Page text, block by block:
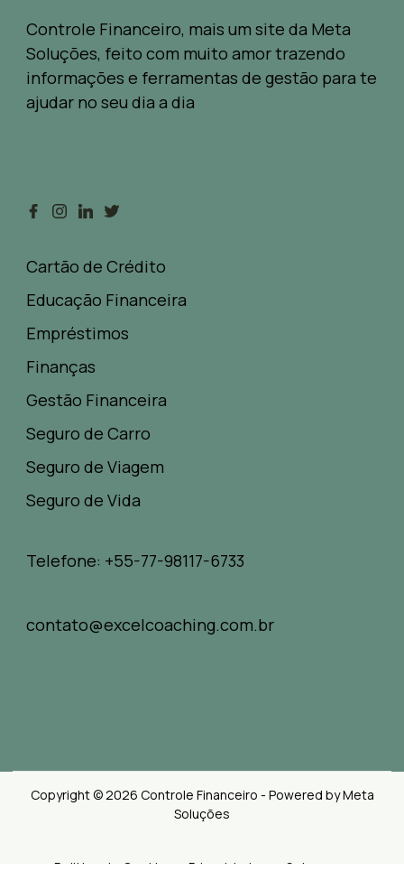
Controle Financeiro, mais um site da Meta
Soluções, feito com muito amor trazendo
informações e ferramentas de gestão para te
ajudar no seu dia a dia
Cartão de Crédito
Educação Financeira
Empréstimos
Finanças
Gestão Financeira
Seguro de Carro
Seguro de Viagem
Seguro de Vida
Telefone: +55-77-98117-6733
contato@excelcoaching.com.br
Copyright © 2026 Controle Financeiro - Powered by Meta
Soluções
Politica de Cookies e Privacidades Sobre nos